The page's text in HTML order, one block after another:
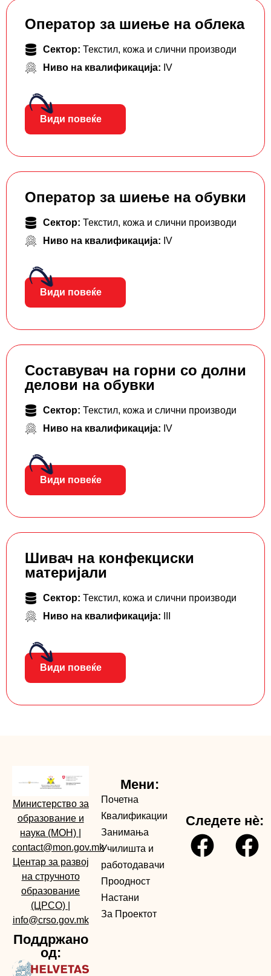
Оператор за шиење на облека
Сектор: Текстил, кожа и слични производи
Ниво на квалификација: IV
Види повеќе
Оператор за шиење на обувки
Сектор: Текстил, кожа и слични производи
Ниво на квалификација: IV
Види повеќе
Составувач на горни со долни
делови на обувки
Сектор: Текстил, кожа и слични производи
Ниво на квалификација: IV
Види повеќе
Шивач на конфекциски
материјали
Сектор: Текстил, кожа и слични производи
Ниво на квалификација:
Види повеќе
Министерство за
образование и
наука (МОН)
contact@mon.gov.mk
Центар за развој
на стручното
образование
(ЦРСО)
info@crso.gov.mk
Поддржано
од:
Мени:
Почетна
Квалификации
Занимања
Училишта и
работодавачи
Проодност
Настани
За Проектот
Следете нè: